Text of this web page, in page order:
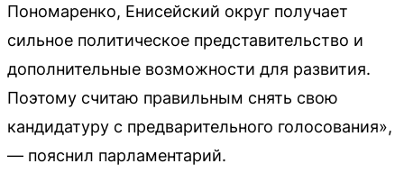
Пономаренко, Енисейский округ получает
сильное политическое представительство и
дополнительные возможности для развития.
Поэтому считаю правильным снять свою
кандидатуру с предварительного голосования»,
— пояснил парламентарий.